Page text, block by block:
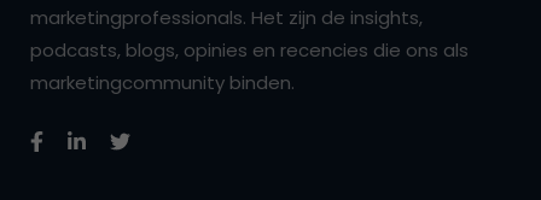
marketingprofessionals. Het zijn de insights,
podcasts, blogs, opinies en recencies die ons als
marketingcommunity binden.